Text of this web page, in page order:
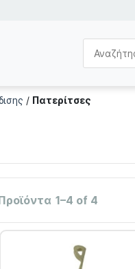
/ Πατερίτσες
1–4 of 4